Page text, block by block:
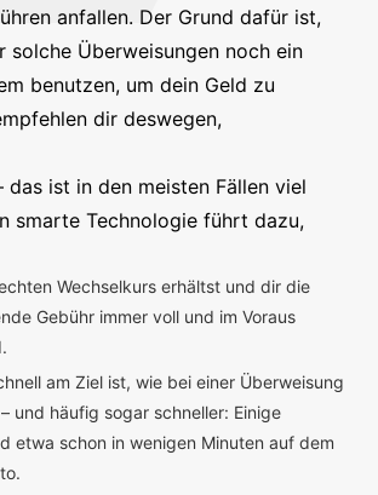
anfallen. Der Grund dafür ist,
solche Überweisungen noch ein
benutzen, um dein Geld zu
dir deswegen,
das ist in den meisten Fällen viel
smarte Technologie führt dazu,
Wechselkurs erhältst und dir die
Gebühr immer voll und im Voraus
am Ziel ist, wie bei einer Überweisung
und häufig sogar schneller: Einige
etwa schon in wenigen Minuten auf dem